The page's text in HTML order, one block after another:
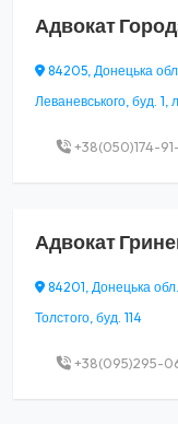
Адвокат
84205, Донецька
Леваневського, буд. 1,
+38(050)174-
Адвокат
84201, Донецька
Толстого, буд. 114
+38(095)295-